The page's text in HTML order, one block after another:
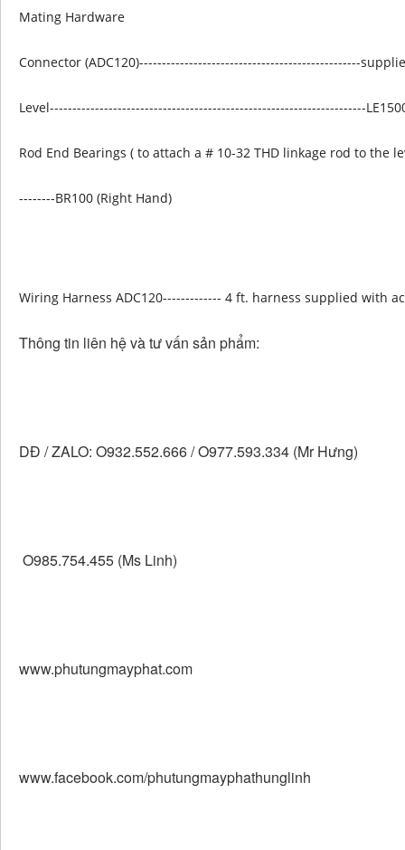
Mating Hardware
Connector (ADC120)-------------------------------------------------
Level----------------------------------------------------------------------
Rod End Bearings ( to attach a # 10-32 THD linkage rod to the
--------BR100 (Right Hand)
Wiring Harness ADC120------------- 4 ft. harness supplied with
Thông tin liên hệ và tư vấn sản phẩm:
DĐ / ZALO: O932.552.666 / O977.593.334 (Mr Hưng)
O985.754.455 (Ms Linh)
www.phutungmayphat.com
www.facebook.com/phutungmayphathunglinh